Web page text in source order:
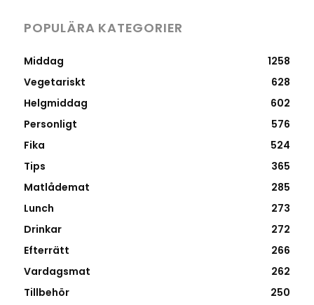
POPULÄRA KATEGORIER
Middag
1258
Vegetariskt
628
Helgmiddag
602
Personligt
576
Fika
524
Tips
365
Matlådemat
285
Lunch
273
Drinkar
272
Efterrätt
266
Vardagsmat
262
Tillbehör
250